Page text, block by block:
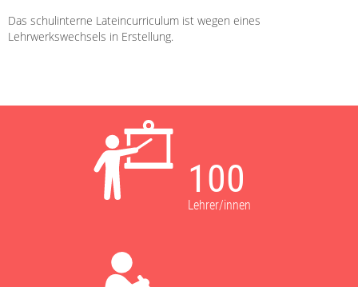
Das schulinterne Lateincurriculum ist wegen eines
Lehrwerkswechsels in Erstellung.
100
Lehrer/innen